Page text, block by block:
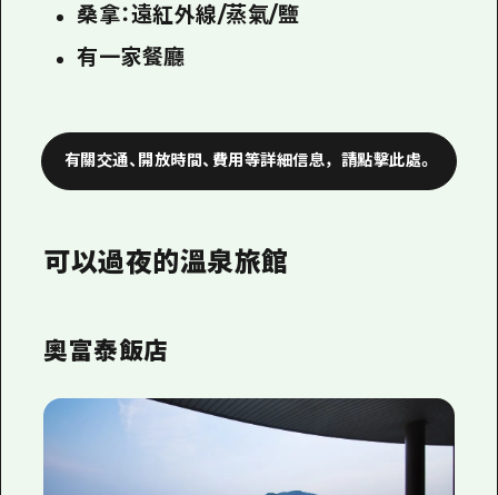
桑拿：遠紅外線/蒸氣/鹽
有一家餐廳
有關交通、開放時間、費用等詳細信息，請點擊此處。
可以過夜的溫泉旅館
奧富泰飯店